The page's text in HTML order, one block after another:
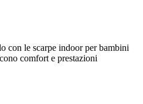
con le scarpe indoor per bambini
comfort e prestazioni